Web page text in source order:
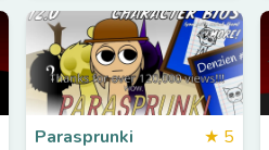
Parasprunki ★ 5